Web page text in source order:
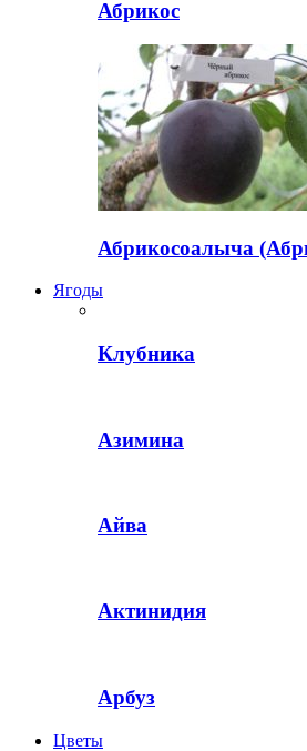
Абрикос
Абрикосоалыча
Ягоды
Клубника
Азимина
Айва
Актинидия
Арбуз
Цветы